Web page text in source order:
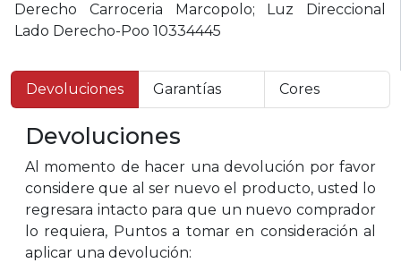
Derecho Carroceria Marcopolo; Luz Direccional
Lado Derecho-Poo 10334445
Devoluciones Garantías Cores
Devoluciones
Al momento de hacer una devolución por favor
considere que al ser nuevo el producto, usted lo
regresara intacto para que un nuevo comprador
lo requiera, Puntos a tomar en consideración al
aplicar una devolución: